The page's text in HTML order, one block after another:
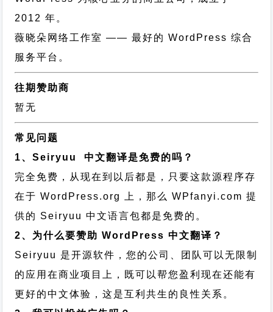
2012 年。
薇晓朵网络工作室 —— 最好的 WordPress 综合
服务平台。
往期赞助商
暂无
常见问题
1、Seiryuu 中文翻译是免费的吗？
完全免费，从现在到以后都是，只要这款源程序存
在于 WordPress.org 上，那么 WPfanyi.com 提
供的 Seiryuu 中文语言包都是免费的。
2、为什么要赞助 WordPress 中文翻译？
Seiryuu 是开源软件，您的公司、团队可以无限制
的应用在商业项目上，既可以帮您盈利现在还能有
更好的中文体验，这是互利共生的良性关系。